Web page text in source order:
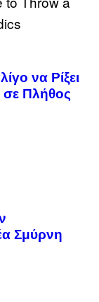
να Ρίξει
Πλήθος
Σμύρνη